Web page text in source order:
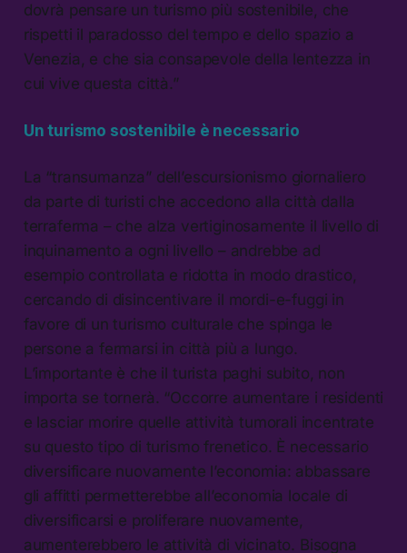
dovrà pensare un turismo più sostenibile, che
rispetti il paradosso del tempo e dello spazio a
Venezia, e che sia consapevole della lentezza in
cui vive questa città.”
Un turismo sostenibile è necessario
La “transumanza” dell’escursionismo giornaliero
da parte di turisti che accedono alla città dalla
terraferma – che alza vertiginosamente il livello di
inquinamento a ogni livello – andrebbe ad
esempio controllata e ridotta in modo drastico,
cercando di disincentivare il mordi-e-fuggi in
favore di un turismo culturale che spinga le
persone a fermarsi in città più a lungo.
L’importante è che il turista paghi subito, non
importa se tornerà. “Occorre aumentare i residenti
e lasciar morire quelle attività tumorali incentrate
su questo tipo di turismo frenetico. È necessario
diversificare nuovamente l’economia: abbassare
gli affitti permetterebbe all’economia locale di
diversificarsi e proliferare nuovamente,
aumenterebbero le attività di vicinato. Bisogna